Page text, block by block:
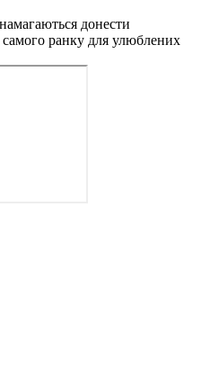
донести
ранку для улюблених